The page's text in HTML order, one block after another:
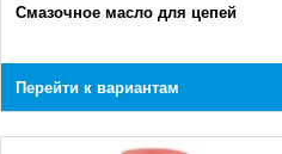
Смазочное масло для цепей
Перейти к вариантам